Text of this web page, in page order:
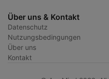
Über uns & Kontakt
Datenschutz
Nutzungsbedingungen
Über uns
Kontakt